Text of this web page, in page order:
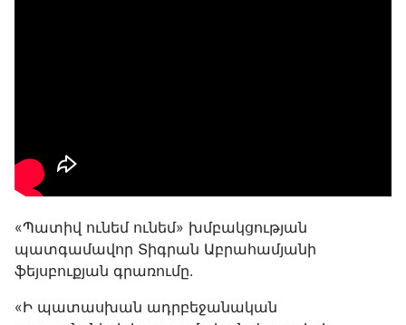
«Պատիվ ունեմ ունեմ» խմբակցության
պատգամավոր Տիգրան Աբրահամյանի
ֆեյսբուքյան գրառումը.
«Ի պատասխան ադրբեջանական